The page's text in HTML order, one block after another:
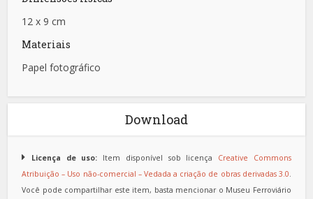
12 x 9 cm
Materiais
Papel fotográfico
Download
Licença de uso: Item disponível sob licença Creative Commons
Atribuição – Uso não-comercial – Vedada a criação de obras derivadas 3.0.
Você pode compartilhar este item, basta mencionar o Museu Ferroviário